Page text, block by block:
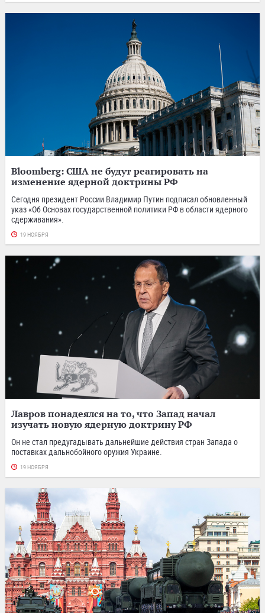
Bloomberg: США не будут реагировать на
изменение ядерной доктрины РФ
Сегодня президент России Владимир Путин подписал обновленный
указ «Об Основах государственной политики РФ в области ядерного
сдерживания».
19 НОЯБРЯ
Лавров понадеялся на то, что Запад начал
изучать новую ядерную доктрину РФ
Он не стал предугадывать дальнейшие действия стран Запада о
поставках дальнобойного оружия Украине.
19 НОЯБРЯ